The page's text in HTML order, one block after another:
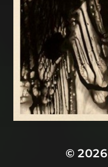
© 2026